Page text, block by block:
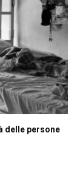
delle persone